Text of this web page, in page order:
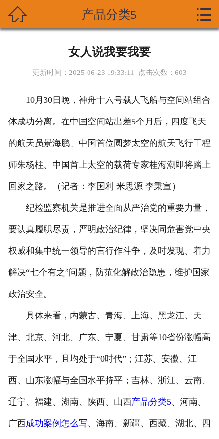
技术支持
资质荣誉
成功案列
在线留言
 产品分类5 
女人说我要我要
更新时间：2025-06-23 19:33:11 点击次数： 603
10月30日晚，神舟十六号载人飞船与空间站组合
体成功分离。在中国空间站出差5个月后，四度飞天
的航天员景海鹏、中国首位圆梦太空的航天飞行工程
师朱杨柱、中国首上太空的载荷专家桂海潮即将踏上
回家之路。（记者：李国利 米思源 李秉宣）
纪检监察机关是推进全面从严治党的重要力量，
要认真履职尽责，严明政治纪律，坚决同危害党中央
权威和集中统一领导的言行作斗争，及时发现、着力
解决“七个有之”问题，防范化解政治隐患，维护国家
政治安全。
具体来看，内蒙古、青海、上海、黑龙江、天
津、北京、河北、广东、宁夏、甘肃等10省份涨幅高
于全国水平，且均处于“0时代”；江苏、安徽、江
西、山东涨幅与全国水平持平；吉林、浙江、云南、
辽宁、福建、湖南、陕西、山西产品分类5、河南、
广西成功案例怎么写、海南、新疆、西藏、湖北、四